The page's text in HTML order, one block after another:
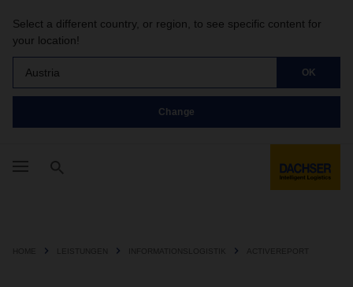
Select a different country, or region, to see specific content for
your location!
Austria OK
Change
HOME LEISTUNGEN INFORMATIONSLOGISTIK ACTIVEREPORT